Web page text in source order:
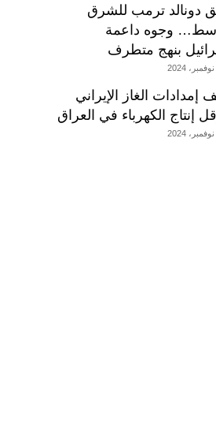
دونالد ترمب للشرق
وجوه داعمة
بنهج متطرف
إمدادات الغاز الإيراني
إنتاج الكهرباء في العراق